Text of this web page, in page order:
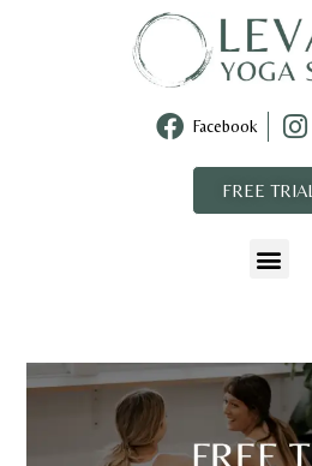
Facebook
FREE TRIAL